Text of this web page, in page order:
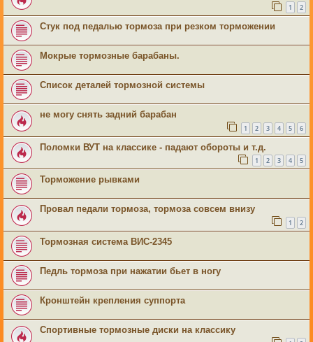
1 2
Стук под педалью тормоза при резком торможении
Мокрые тормозные барабаны.
Список деталей тормозной системы
не могу снять задний барабан
1 2 3 4 5 6
Поломки ВУТ на классике - падают обороты и т.д.
1 2 3 4 5
Торможение рывками
Провал педали тормоза, тормоза совсем внизу
1 2
Тормозная система ВИС-2345
Педль тормоза при нажатии бьет в ногу
Кронштейн крепления суппорта
Спортивные тормозные диски на классику